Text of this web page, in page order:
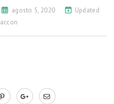
agosto 5, 2020
Updated
accon